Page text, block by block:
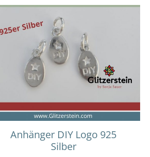
Anhänger DIY Logo 925
Silber